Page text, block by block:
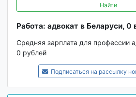
Найти
Работа: адвокат в Беларуси, 0
Средняя зарплата для профессии
0 рублей
Подписаться на рассылку